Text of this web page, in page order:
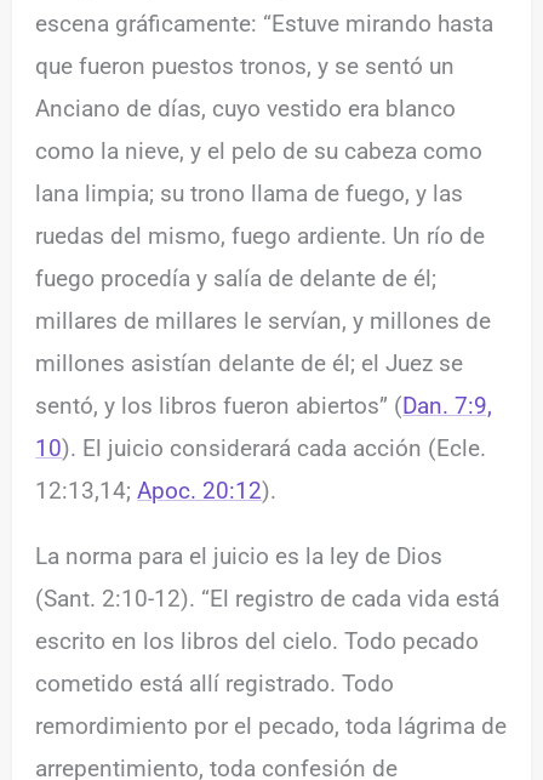
escena gráficamente: “Estuve mirando hasta
que fueron puestos tronos, y se sentó un
Anciano de días, cuyo vestido era blanco
como la nieve, y el pelo de su cabeza como
lana limpia; su trono llama de fuego, y las
ruedas del mismo, fuego ardiente. Un río de
fuego procedía y salía de delante de él;
millares de millares le servían, y millones de
millones asistían delante de él; el Juez se
sentó, y los libros fueron abiertos” (Dan. 7:9,
10). El juicio considerará cada acción (Ecle.
12:13,14;Apoc. 20:12).
La norma para el juicio es la ley de Dios
(Sant. 2:10-12). “El registro de cada vida está
escrito en los libros del cielo. Todo pecado
cometido está allí registrado. Todo
remordimiento por el pecado, toda lágrima de
arrepentimiento, toda confesión de